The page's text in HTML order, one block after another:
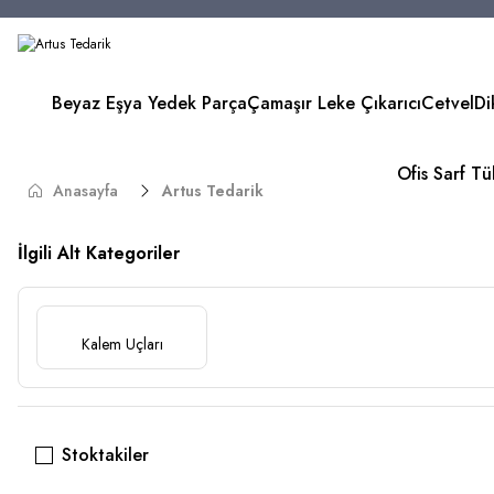
Beyaz Eşya Yedek ParçaÇamaşır Leke ÇıkarıcıCetvel
Ofis Sarf
Anasayfa Artus Tedarik
İlgili Alt Kategoriler
Kalem Uçları
Stoktakiler